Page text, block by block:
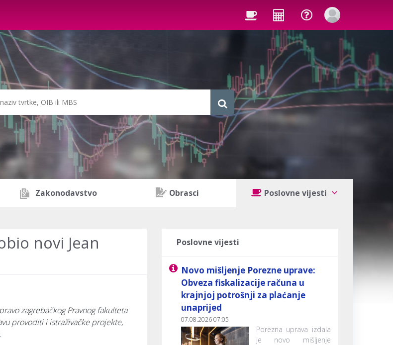
Zakonodavstvo Obrasci Poslovne vijesti
novi Jean
zagrebačkog Pravnog fakulteta
provoditi i istraživačke projekte,
Poslovne vijesti
Novo mišljenje Porezne uprave:
Obveza fiskalizacije računa u
krajnjoj potrošnji za plaćanje
unaprijed
07.08.2026 07:05
Porezna uprava izdala
je novo mišljenje